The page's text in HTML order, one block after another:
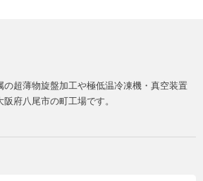
超薄物旋盤加工や極低温冷凍機・真空装置
府八尾市の町工場です。